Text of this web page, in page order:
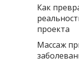
Как
проекта
Массаж